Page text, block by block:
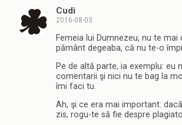
Cudi
2016-08-03
Femeia lui Dumnezeu, nu te mai
pământ degeaba, că nu te-o
Pe de altă parte, ia exemplu: eu
comentarii şi nici nu te bag la
îmi faci tu.
Ah, şi ce era mai important:
zis, rogu-te să fie despre